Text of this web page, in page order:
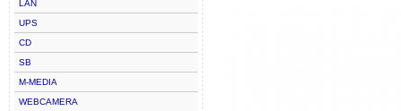
LAN
UPS
CD
SB
M-MEDIA
WEBCAMERA